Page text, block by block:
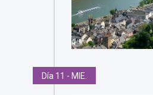
Día 11 - MIE.